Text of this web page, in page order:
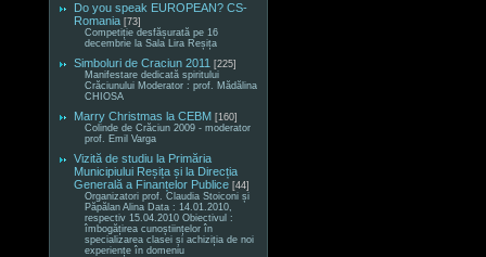
Do you speak EUROPEAN? CS-
Romania [73]
Competiție desfășurată pe 16
decembrie la Sala Lira Reșița
Simboluri de Craciun 2011 [225]
Manifestare dedicată spiritului
Crăciunului Moderator : prof. Mădălina
CHIOSA
Marry Christmas la CEBM [160]
Colinde de Crăciun 2009 - moderator
prof. Emil Varga
Vizită de studiu la Primăria
Municipiului Reșița și la Direcția
Generală a Finanțelor Publice [44]
Organizatori prof. Claudia Stoiconi și
Păpălan Alina Data : 14.01.2010,
respectiv 15.04.2010 Obiectivul :
îmbogățirea cunoștiințelor în
specializarea clasei și achiziția de noi
experiențe în domeniu